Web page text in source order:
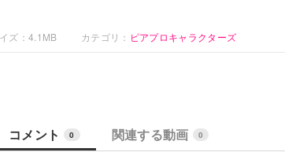
ズ：4.1MB カテゴリ： ピアプロキャラクターズ
コメント 0 関連する動画 0